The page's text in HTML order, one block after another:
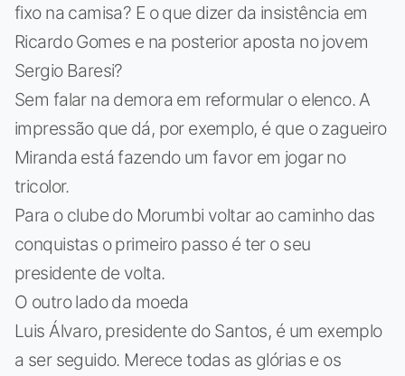
fixo na camisa? E o que dizer da insistência em
Ricardo Gomes e na posterior aposta no jovem
Sergio Baresi?
Sem falar na demora em reformular o elenco. A
impressão que dá, por exemplo, é que o zagueiro
Miranda está fazendo um favor em jogar no
tricolor.
Para o clube do Morumbi voltar ao caminho das
conquistas o primeiro passo é ter o seu
presidente de volta.
O outro lado da moeda
Luis Álvaro, presidente do Santos, é um exemplo
a ser seguido. Merece todas as glórias e os